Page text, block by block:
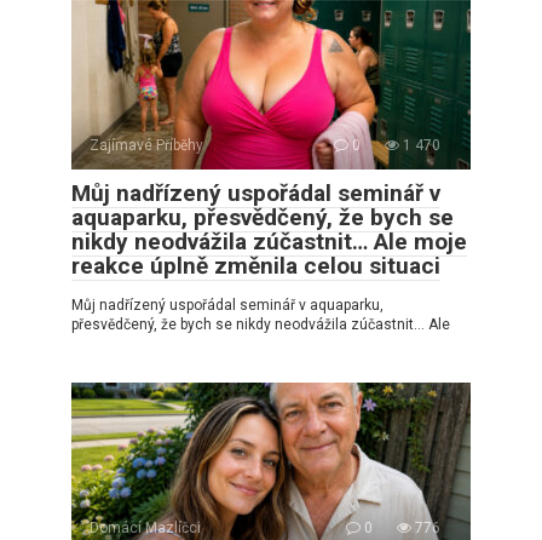
Zajímavé Příběhy 0 1 470
Můj nadřízený uspořádal seminář v
aquaparku, přesvědčený, že bych se
nikdy neodvážila zúčastnit… Ale moje
reakce úplně změnila celou situaci
Můj nadřízený uspořádal seminář v aquaparku,
přesvědčený, že bych se nikdy neodvážila zúčastnit… Ale
Domácí Mazlíčci 0 776